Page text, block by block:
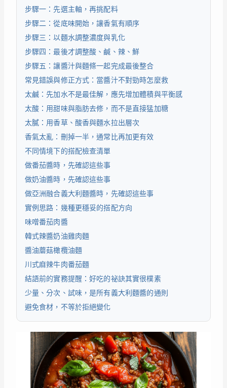
步驟一：先選主軸，再挑配料
步驟二：從底味開始，讓香氣有順序
步驟三：以麵水調整濃度與乳化
步驟四：最後才調整酸、鹹、辣、鮮
步驟五：讓醬汁與麵條一起完成最後整合
常見錯誤與修正方式：當醬汁不對勁時怎麼救
太鹹：先加水不是最佳解，應先增加體積與平衡感
太酸：用甜味與脂肪去修，而不是直接猛加糖
太膩：用香草、酸香與麵水拉出層次
香氣太亂：刪掉一半，通常比再加更有效
不同情境下的搭配檢查清單
做番茄醬時，先確認這些事
做奶油醬時，先確認這些事
做亞洲融合義大利麵醬時，先確認這些事
實例思路：幾種更穩妥的搭配方向
味噌番茄肉醬
韓式辣醬奶油雞肉麵
醬油蘑菇橄欖油麵
川式麻辣牛肉番茄麵
結語前的實務提醒：好吃的祕訣其實很樸素
少量、分次、試味，是所有義大利麵醬的通則
避免食材，不等於拒絕變化